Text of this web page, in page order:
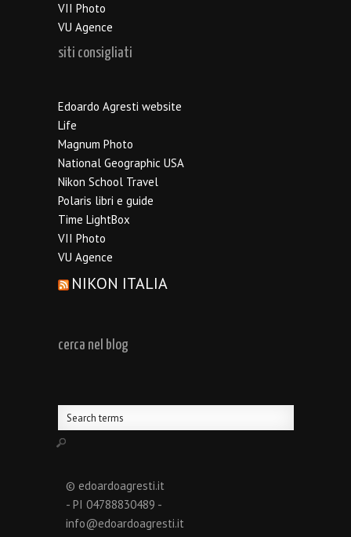
VII Photo
VU Agence
siti consigliati
Edoardo Agresti website
Life
Magnum Photo
National Geographic USA
Nikon School Travel
Polaris libri e guide
Time LightBox
VII Photo
VU Agence
NIKON ITALIA
cerca nel blog
© edoardoagresti.it
- PI 04788830489 -
info@edoardoagresti.it